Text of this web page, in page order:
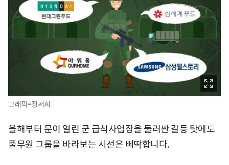
그래픽=정서희
올해부터 문이 열린 군 급식사업장을 둘러싼 갈등 탓에도
풀무원 그룹을 바라보는 시선은 삐딱합니다.